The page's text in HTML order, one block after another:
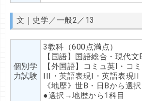
文｜史学／一般2／13
個別学
力試験
3教科（600点満点）
【国語】国語総合・現代文
【外国語】コミュ英I・コ
III・英語表現I・英語表現II
《地歴》世B・日Bから選択
●選択→地歴から1科目